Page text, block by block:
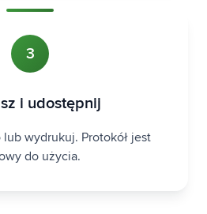
3
i udostępnij
lub wydrukuj. Protokół jest
do użycia.